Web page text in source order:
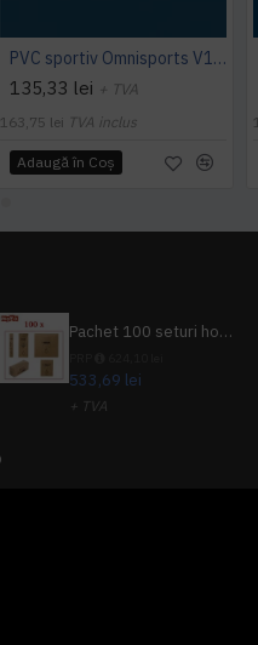
PVC sportiv Omnisports V120 albastru Night Blue
135,33 lei + TVA
163,75 lei TVA inclus
Adaugă în Coş
Pachet 100 seturi hoteliere, set dentar, set barbierit, casca de dus, pila unghii, set cusut
533,69 lei
+ TVA